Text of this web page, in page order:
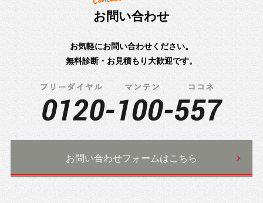
お問い合わせ
お気軽にお問い合わせください。
無料診断・お見積もり大歓迎です。
お問い合わせフォームはこちら